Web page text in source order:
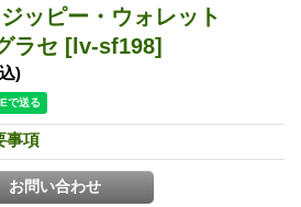
ッピー・ウォレット
ラセ [lv-sf198]
)
事項